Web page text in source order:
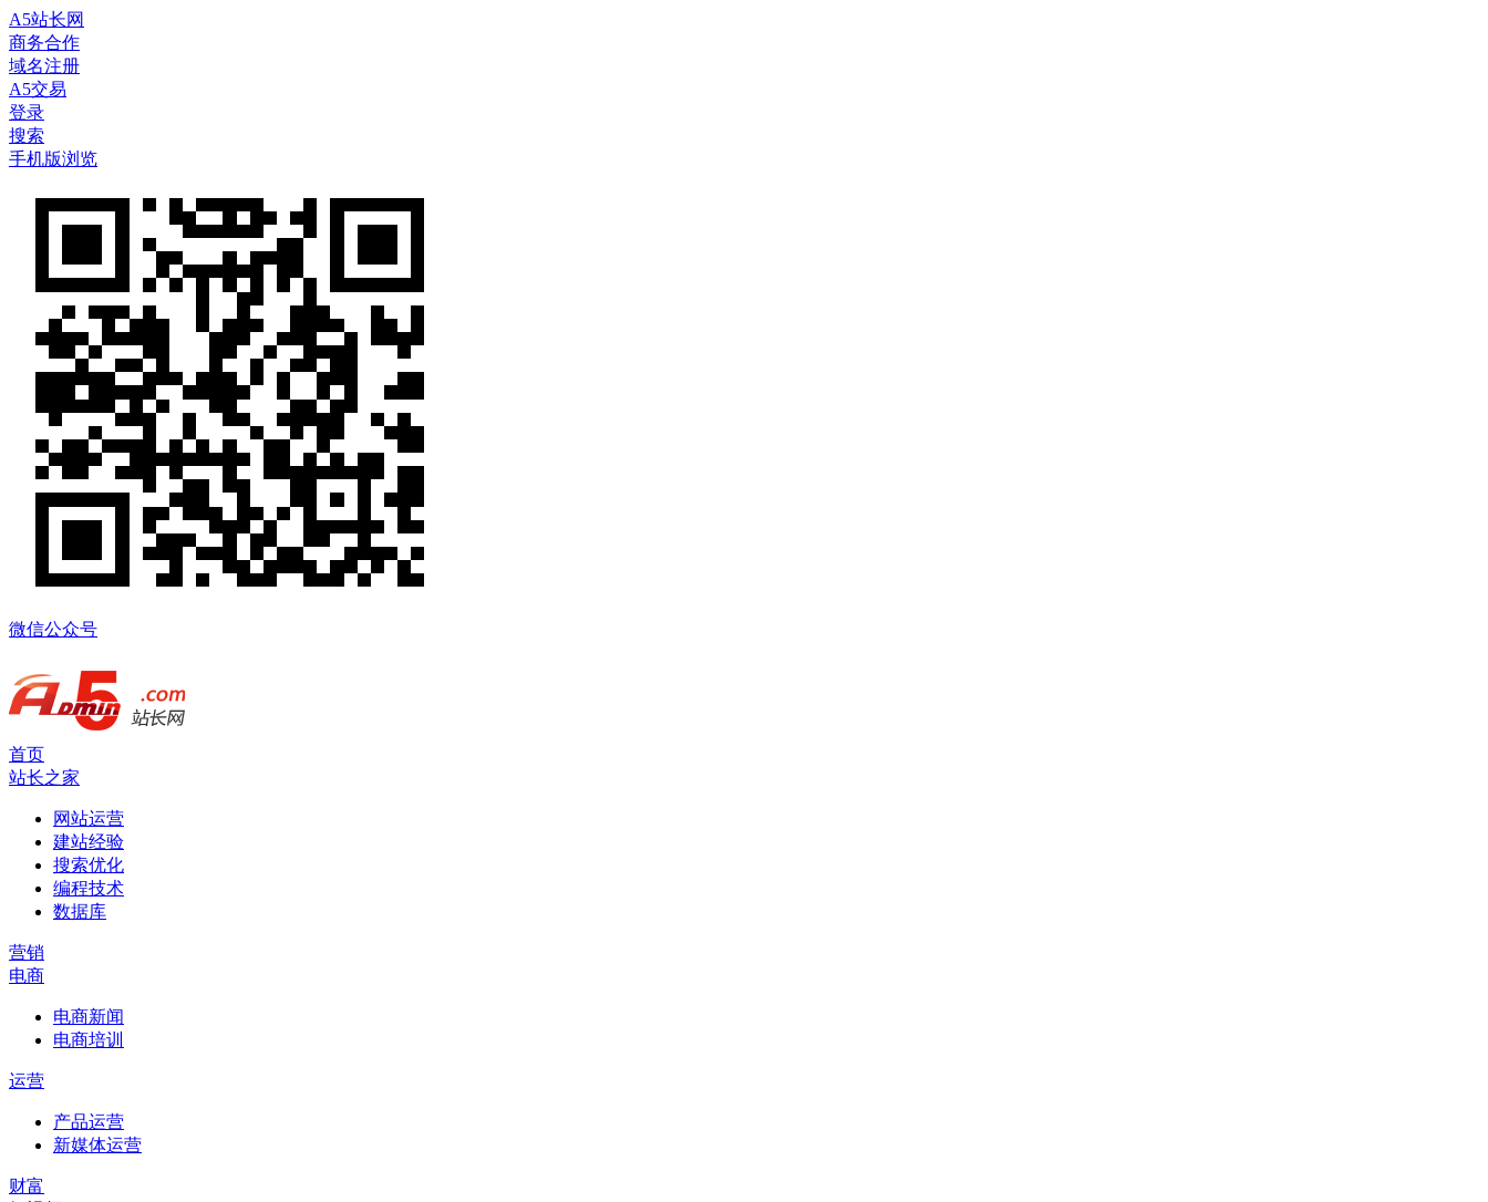
A5站长网
商务合作
域名注册
A5交易
登录
搜索
手机版浏览
微信公众号
首页
站长之家
网站运营
建站经验
搜索优化
编程技术
数据库
营销
电商
电商新闻
电商培训
运营
产品运营
新媒体运营
财富